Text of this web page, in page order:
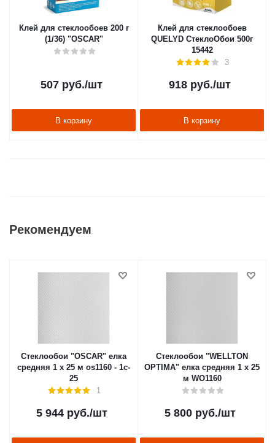
Клей для стеклообоев 200 г
(1/36) "OSCAR"
507 руб./шт
В корзину
Клей для стеклообоев
QUELYD СтеклоОбои 500г
15442
3
918 руб./шт
В корзину
Рекомендуем
Стеклообои "OSCAR" елка
средняя 1 х 25 м os1160 - 1c-
25
1
5 944руб./шт
Стеклообои "WELLTON
OPTIMA" елка средняя 1 х 25
м WO1160
5 800руб./шт